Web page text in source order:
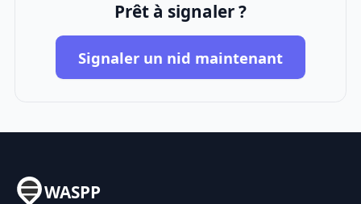
Prêt à signaler ?
Signaler un nid maintenant
WASPP